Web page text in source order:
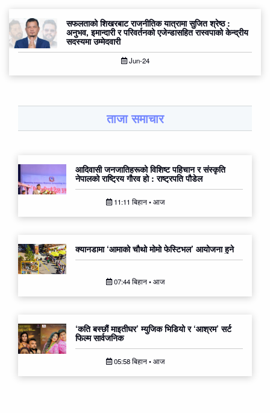
सफलताको शिखरबाट राजनीतिक यात्रामा सुजित श्रेष्ठ :
अनुभव, इमान्दारी र परिवर्तनको एजेन्डासहित रास्वपाको केन्द्रीय
सदस्यमा उम्मेदवारी
Jun-24
ताजा समाचार
आदिवासी जनजातिहरूको विशिष्ट पहिचान र संस्कृति
नेपालको राष्ट्रिय गौरव हो : राष्ट्रपति पौडेल
11:11 बिहान • आज
क्यानडामा ‘आमाको चौथो मोमो फेस्टिभल’ आयोजना हुने
07:44 बिहान • आज
‘कति बस्छौं माइतीघर’ म्युजिक भिडियो र ‘आश्रम’ सर्ट
फिल्म सार्वजनिक
05:58 बिहान • आज